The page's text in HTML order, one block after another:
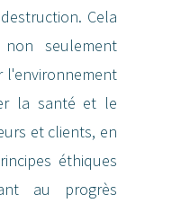
Cela
seulement
l'environnement
la santé et le
et clients, en
éthiques
au progrès